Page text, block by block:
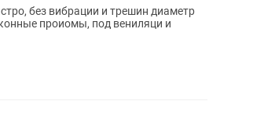
без вибрации и трешин диаметр
проиомы, под вениляци и